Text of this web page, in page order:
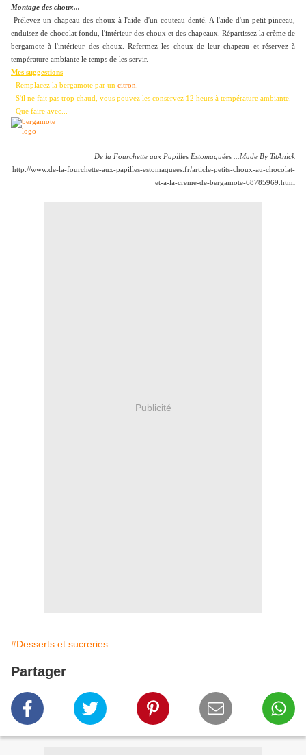
Montage des choux...
Prélevez un chapeau des choux à l'aide d'un couteau denté. A l'aide d'un petit pinceau,
enduisez de chocolat fondu, l'intérieur des choux et des chapeaux. Répartissez la crème de
bergamote à l'intérieur des choux. Refermez les choux de leur chapeau et réservez à
température ambiante le temps de les servir.
Mes suggestions
- Remplacez la bergamote par un citron
- S'il ne fait pas trop chaud, vous pouvez les conservez 12 heurs à température ambiante.
- Que faire avec...
De la Fourchette aux Papilles Estomaquées ...Made By TitAnick
http://www.de-la-fourchette-aux-papilles-estomaquees.fr/article-petits-choux-au-chocolat-
et-a-la-creme-de-bergamote-68785969.html
Publicité
#Desserts et sucreries
Partager